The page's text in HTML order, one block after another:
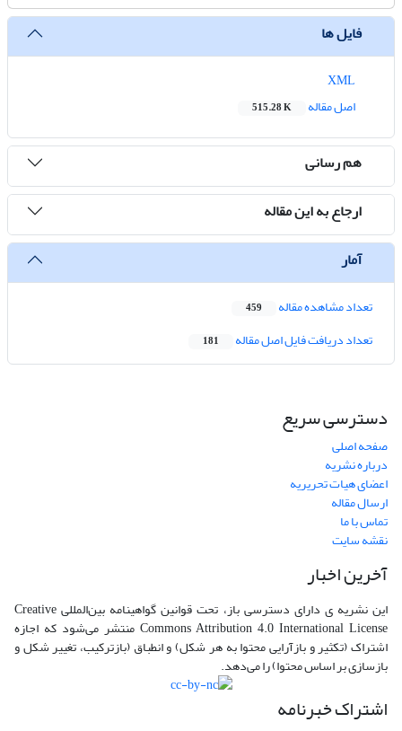
فایل ها
اصل مقاله
515.28 K
هم رسانی
ارجاع به این مقاله
آمار
تعداد مشاهده مقاله 459
تعداد دریافت فایل اصل مقاله 181
دسترسی سریع
صفحه اصلی
درباره نشریه
اعضای هیات تحریریه
ارسال مقاله
تماس با ما
نقشه سایت
آخرین اخبار
این نشریه ی دارای دسترسی باز، تحت قوانین گواهینامه بین‌المللی Creative
Commons Attribution 4.0 International License منتشر می‌شود که اجازه
اشتراک (تکثیر و بازآرایی محتوا به هر شکل) و انطباق (بازترکیب، تغییر شکل و
بازسازی بر اساس محتوا) را می‌دهد.
اشتراک خبرنامه